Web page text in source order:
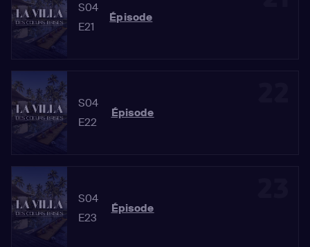
S04
E21
Épisode
S04
E22
Épisode
S04
E23
Épisode